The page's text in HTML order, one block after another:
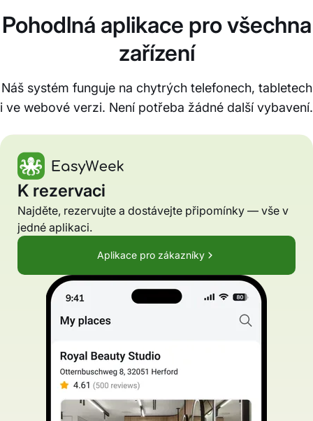
Pohodlná aplikace pro všechna
zařízení
Náš systém funguje na chytrých telefonech, tabletech
i ve webové verzi. Není potřeba žádné další vybavení.
K rezervaci
Najděte, rezervujte a dostávejte připomínky — vše v
jedné aplikaci.
Aplikace pro zákazníky